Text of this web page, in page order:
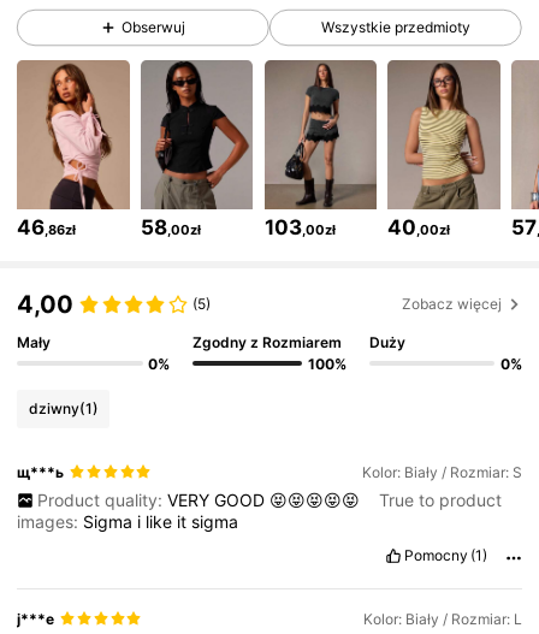
4,78 566K Obserwujący
566K Obserwujący
566K Obserwujący
566K Obserwujący
4,78 566K Obserwujący
4,78 566K Obserwujący
Obserwuj Wszystkie przedmioty
46,86zł 58,00zł 103,00zł 40,00zł 57
4,00 (5) Zobacz więcej
Mały
0%
Zgodny z Rozmiarem
100%
Duży
0%
dziwny(1)
щ***ь Kolor: Biały / Rozmiar: S
Product quality: VERY GOOD 😝😝😝😝😝
True to product
images: Sigma i like itsigma
Pomocny (1)
j***e Kolor: Biały / Rozmiar: L